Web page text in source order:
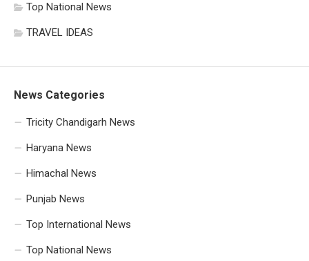
Top National News
TRAVEL IDEAS
News Categories
Tricity Chandigarh News
Haryana News
Himachal News
Punjab News
Top International News
Top National News